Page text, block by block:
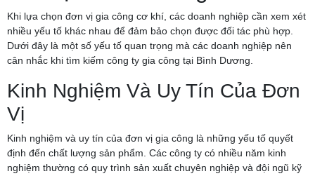
Khi lựa chọn đơn vị gia công cơ khí, các doanh nghiệp cần xem xét
nhiều yếu tố khác nhau để đảm bảo chọn được đối tác phù hợp.
Dưới đây là một số yếu tố quan trọng mà các doanh nghiệp nên
cân nhắc khi tìm kiếm công ty gia công tại Bình Dương.
Kinh Nghiệm Và Uy Tín Của Đơn
Vị
Kinh nghiệm và uy tín của đơn vị gia công là những yếu tố quyết
định đến chất lượng sản phẩm. Các công ty có nhiều năm kinh
nghiệm thường có quy trình sản xuất chuyên nghiệp và đội ngũ kỹ